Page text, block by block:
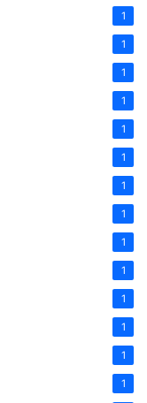
1
1
1
1
1
1
1
1
1
1
1
1
1
1